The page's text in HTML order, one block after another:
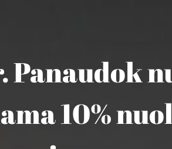
Panaudok
10%